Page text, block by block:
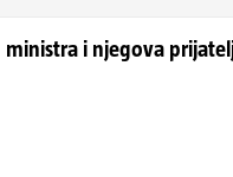
i njegova